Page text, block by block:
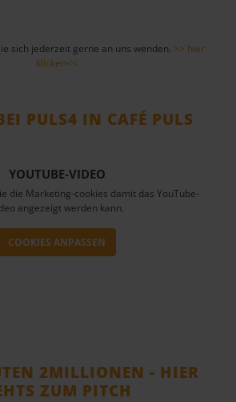
sich jederzeit gerne an uns wenden. >> hier
klicken<<
PULS4 IN CAFÉ PULS
YOUTUBE-VIDEO
die Marketing-cookies damit das YouTube-
angezeigt werden kann.
COOKIES ANPASSEN
2MILLIONEN - HIER
ZUM PITCH